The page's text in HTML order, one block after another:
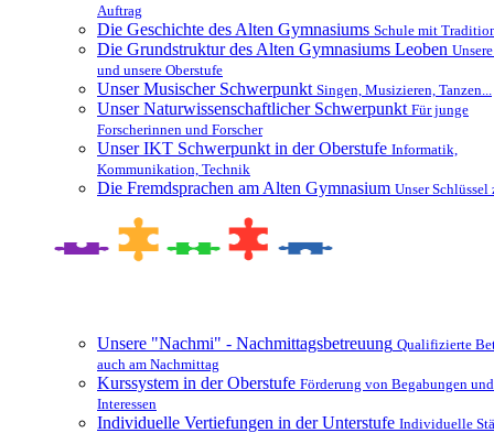
Auftrag
Die Geschichte des Alten Gymnasiums Schule mit
Die Grundstruktur des Alten Gymnasiums Leoben
und unsere Oberstufe
Unser Musischer Schwerpunkt Singen, Musizieren, Tanzen...
Unser Naturwissenschaftlicher Schwerpunkt Für junge
Forscherinnen und Forscher
Unser IKT Schwerpunkt in der Oberstufe Informatik,
Kommunikation, Technik
Die Fremdsprachen am Alten Gymnasium Unser Schlüssel
Unsere "Nachmi" - Nachmittagsbetreuung Qualifizierte
auch am Nachmittag
Kurssystem in der Oberstufe Förderung von Begabungen und
Interessen
Individuelle Vertiefungen in der Unterstufe Individuelle